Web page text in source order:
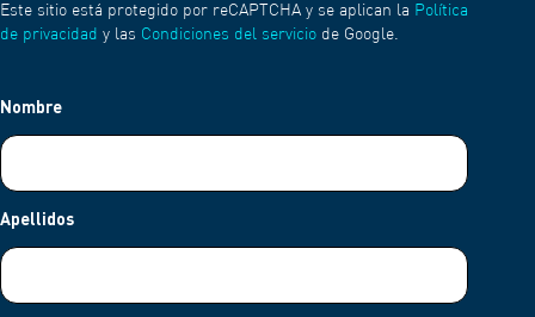
Este sitio está protegido por reCAPTCHA y se aplican la Política
de privacidad y las Condiciones del servicio de Google.
Nombre
Apellidos